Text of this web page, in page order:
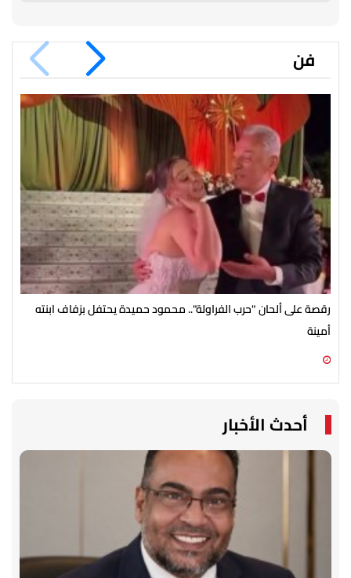
فن
رقصة على ألحان "حرب الفراولة".. محمود حميدة يحتفل بزفاف ابنته
أمينة
أحدث الأخبار